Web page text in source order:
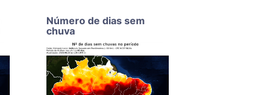
Número de dias sem
chuva